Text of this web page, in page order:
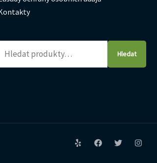
Hledat